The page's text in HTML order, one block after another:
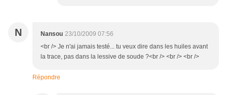
N Nansou 23/10/2009 07:56
<br /> Je n'ai jamais testé... tu veux dire dans les huiles avant
la trace, pas dans la lessive de soude ?<br /> <br /> <br />
Répondre